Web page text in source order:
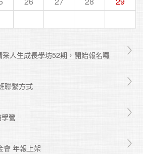
人生成長學坊52期，開始報名囉
聯繫方式
營
會 年報上架